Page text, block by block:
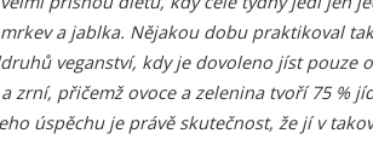
a jablka. Nějakou dobu praktikoval
veganství, kdy je dovoleno jíst pouze
zrní, přičemž ovoce a zelenina tvoří 75 %
úspěchu je právě skutečnost, že jí v